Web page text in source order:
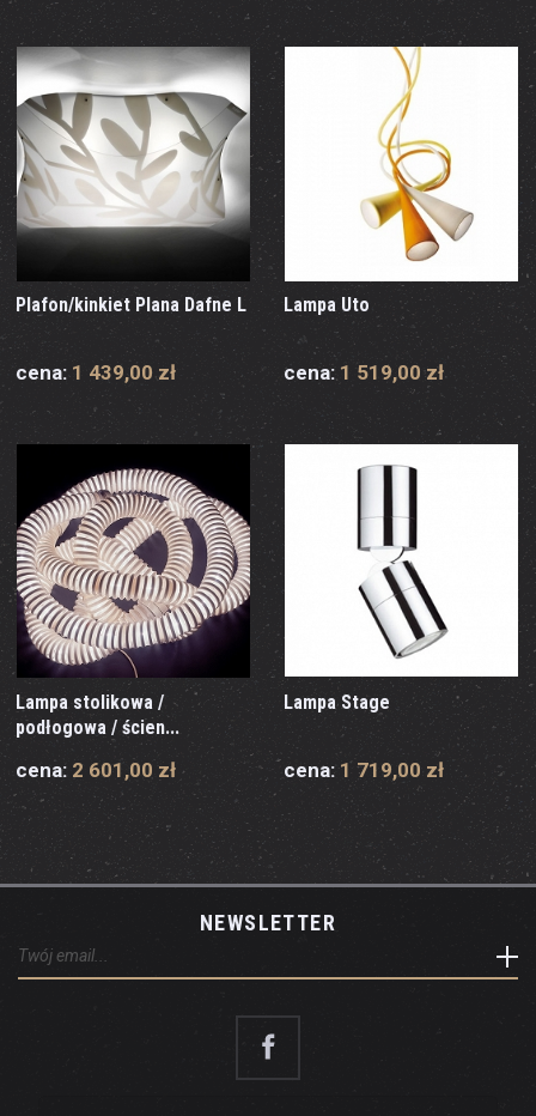
Plafon/kinkiet Plana Dafne L
cena: 1 439,00 zł
Lampa Uto
cena: 1 519,00 zł
Lampa stolikowa /
podłogowa / ścien...
cena: 2 601,00 zł
Lampa Stage
cena: 1 719,00 zł
NEWSLETTER